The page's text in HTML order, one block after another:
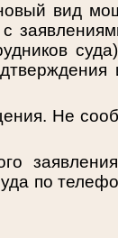
вид
Не
по